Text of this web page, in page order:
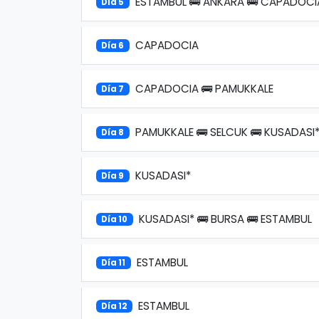
Día 6 CAPADOCIA
Día 7 CAPADOCIA 🚌 PAMUKKALE
Día 8 PAMUKKALE 🚌 SELCUK 🚌 KUSADASI*
Día 9 KUSADASI*
Día 10 KUSADASI* 🚌 BURSA 🚌 ESTAMBUL
Día 11 ESTAMBUL
Día 12 ESTAMBUL